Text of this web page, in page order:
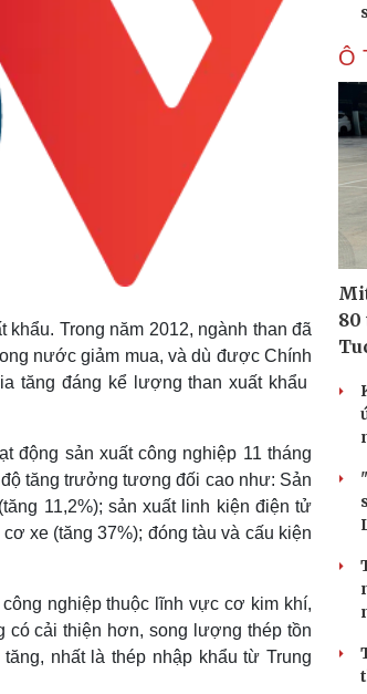
Trong năm 2012, ngành than đã
nước giảm mua, và dù được Chính
tăng đáng kể lượng than xuất khẩu
động sản xuất công nghiệp 11 tháng
tăng trưởng tương đối cao như: Sản
11,2%); sản xuất linh kiện điện tử
xe (tăng 37%); đóng tàu và cấu kiện
nghiệp thuộc lĩnh vực cơ kim khí,
có cải thiện hơn, song lượng thép tồn
nhất là thép nhập khẩu từ Trung
Ô
80